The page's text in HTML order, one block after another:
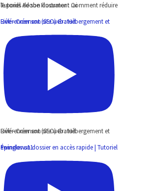
Tutoriel Adobe Illustrator : Comment réduire le poids de son document .ai
Live - Créer son site web : Hébergement et Référencement (SEO) Gratuit
Live - Créer son site web : Hébergement et Référencement (SEO) Gratuit
Épingler un dossier en accès rapide | Tutoriel #windows11